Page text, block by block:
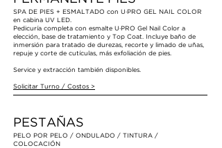
SPA DE PIES + ESMALTADO con U·PRO GEL NAIL COLOR
en cabina UV LED.
Pedicuría completa con esmalte U·PRO Gel Nail Color a
elección, base de tratamiento y Top Coat. Incluye baño de
inmersión para tratado de durezas, recorte y limado de uñas,
repuje y corte de cutículas, más exfoliación de pies.
Service y extracción también disponibles.
Solicitar Turno / Costos >
PESTAÑAS
PELO POR PELO / ONDULADO / TINTURA /
COLOCACIÓN